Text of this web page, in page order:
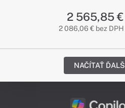
2 565,85 €
2 086,06 € bez DPH
NAČÍTAŤ